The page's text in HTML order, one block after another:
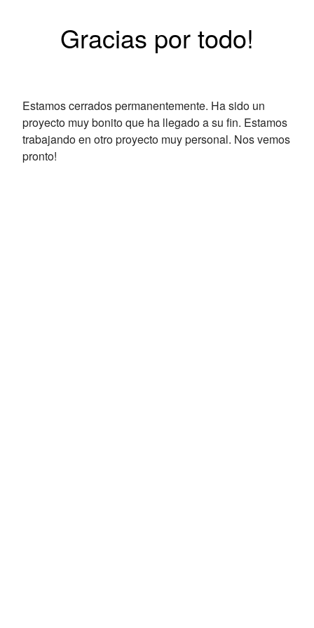
Gracias por todo!
Estamos cerrados permanentemente. Ha sido un
proyecto muy bonito que ha llegado a su fin. Estamos
trabajando en otro proyecto muy personal. Nos vemos
pronto!